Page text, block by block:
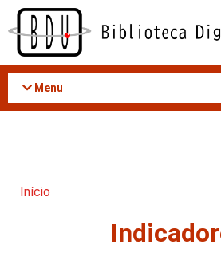
Acessar
conteúdo
Menu
Início